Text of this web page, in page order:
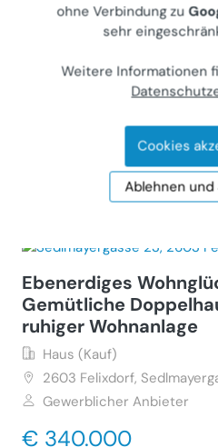
überdachtem Pool
Haus (Kauf)
Gasse 21
Gewerblicher Anbieter
3 Zimmer
Letzte Aktualisierung: 25.07.2026
Ebenerdiges
Gemütliche
ruhiger Wohnanlage
Haus (Kauf)
2603 Felixdorf,
Gewerblicher Anbieter
€ 340.000
ohne Verbindung zu
sehr
Weitere Informationen
Cookies
Ablehnen